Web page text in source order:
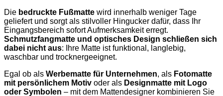
Die bedruckte Fußmatte wird innerhalb weniger Tage
geliefert und sorgt als stilvoller Hingucker dafür, dass Ihr
Eingangsbereich sofort Aufmerksamkeit erregt.
Schmutzfangmatte und optisches Design schließen sich
dabei nicht aus: Ihre Matte ist funktional, langlebig,
waschbar und trocknergeeignet.
Egal ob als Werbematte für Unternehmen, als Fotomatte
mit persönlichem Motiv oder als Designmatte mit Logo
oder Symbolen – mit dem Mattendesigner kombinieren Sie